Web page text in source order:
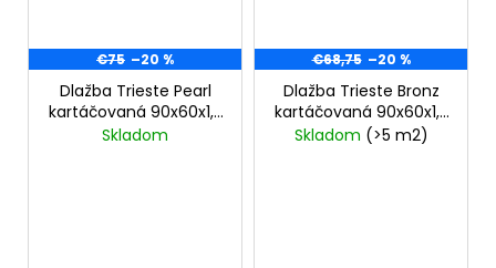
€75 –20 %
Dlažba Trieste Pearl
kartáčovaná 90x60x1,2
cm
Skladom
€68,75 –20 %
Dlažba Trieste Bronz
kartáčovaná 90x60x1,2
cm
Skladom (>5 m2)